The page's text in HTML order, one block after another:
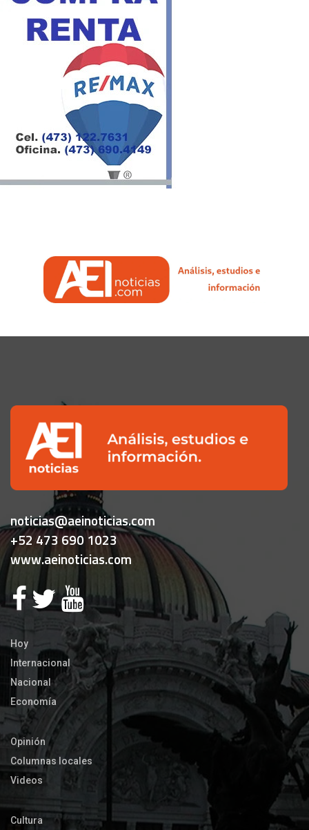
noticias@aeinoticias.com
+52 473 690 1023
www.aeinoticias.com
Hoy
Internacional
Nacional
Economía
Opinión
Columnas locales
Videos
Cultura